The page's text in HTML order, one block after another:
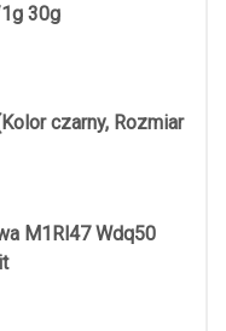
30g
czarny, Rozmiar
M1Rl47 Wdq50